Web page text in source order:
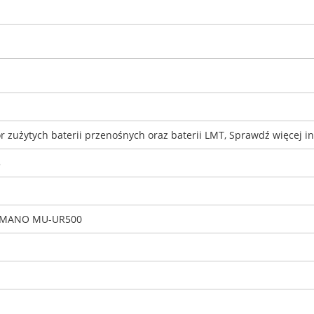
zużytych baterii przenośnych oraz baterii LMT, Sprawdź więcej
MU-UR500